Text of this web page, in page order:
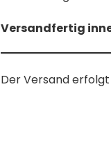
Versandfertig
Der Versand